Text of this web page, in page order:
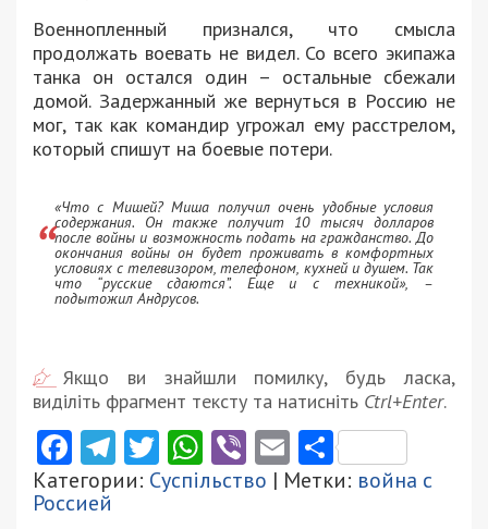
Военнопленный признался, что смысла
продолжать воевать не видел. Со всего экипажа
танка он остался один – остальные сбежали
домой. Задержанный же вернуться в Россию не
мог, так как командир угрожал ему расстрелом,
который спишут на боевые потери.
«Что с Мишей? Миша получил очень удобные условия
содержания. Он также получит 10 тысяч долларов
после войны и возможность подать на гражданство. До
окончания войны он будет проживать в комфортных
условиях с телевизором, телефоном, кухней и душем. Так
что “русские сдаются”. Еще и с техникой», –
подытожил Андрусов.
Якщо ви знайшли помилку, будь ласка,
виділіть фрагмент тексту та натисніть Ctrl+Enter.
Facebook
Telegram
Twitter
WhatsApp
ViberEmail
Категории: Суспільство | Метки: война с
Россией